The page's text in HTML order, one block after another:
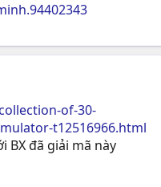
of-30-
t12516966.html
BX đã giải mã này